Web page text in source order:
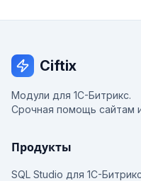
Ciftix
Модули для 1С-Битрикс.
Срочная помощь сайтам
Продукты
SQL Studio для 1С-Битрикс